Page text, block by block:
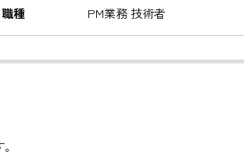
職種 PM業務 技術者